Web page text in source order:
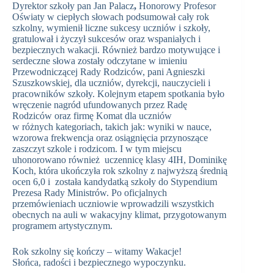
Dyrektor szkoły pan Jan Palacz, Honorowy Profesor
Oświaty w ciepłych słowach podsumował cały rok
szkolny, wymienił liczne sukcesy uczniów i szkoły,
gratulował i życzył sukcesów oraz wspaniałych i
bezpiecznych wakacji. Również bardzo motywujące i
serdeczne słowa zostały odczytane w imieniu
Przewodniczącej Rady Rodziców, pani Agnieszki
Szuszkowskiej, dla uczniów, dyrekcji, nauczycieli i
pracowników szkoły. Kolejnym etapem spotkania było
wręczenie nagród ufundowanych przez Radę
Rodziców oraz firmę Komat dla uczniów
w różnych kategoriach, takich jak: wyniki w nauce,
wzorowa frekwencja oraz osiągnięcia przynoszące
zaszczyt szkole i rodzicom. I w tym miejscu
uhonorowano również uczennicę klasy 4IH, Dominikę
Koch, która ukończyła rok szkolny z najwyższą średnią
ocen 6,0 i została kandydatką szkoły do Stypendium
Prezesa Rady Ministrów. Po oficjalnych
przemówieniach uczniowie wprowadzili wszystkich
obecnych na auli w wakacyjny klimat, przygotowanym
programem artystycznym.
Rok szkolny się kończy – witamy Wakacje!
Słońca, radości i bezpiecznego wypoczynku.